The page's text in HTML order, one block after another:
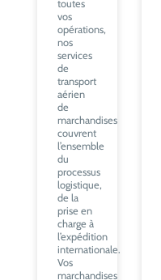
toutes
vos
opérations,
nos
services
de
transport
aérien
de
marchandises
couvrent
l’ensemble
du
processus
logistique,
de la
prise en
charge à
l’expédition
internationale.
Vos
marchandises